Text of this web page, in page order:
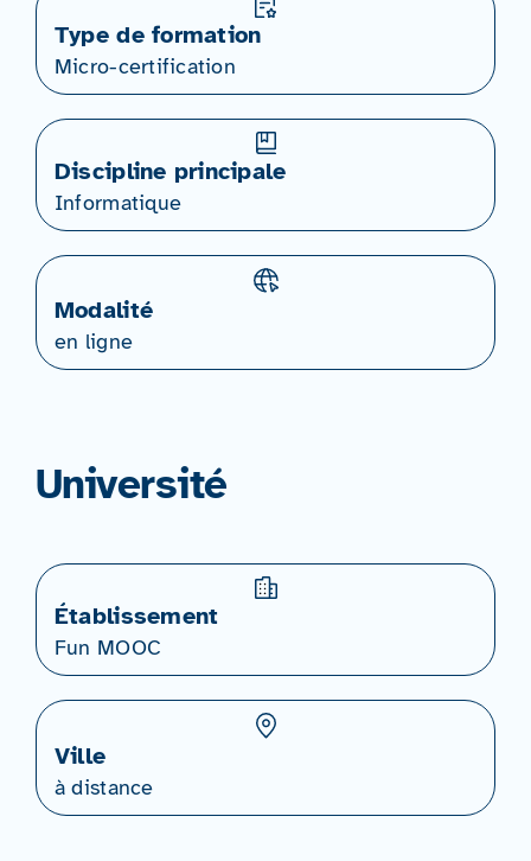
Type de formation
Micro-certification
Discipline principale
Informatique
Modalité
en ligne
Université
Établissement
Fun MOOC
Ville
à distance